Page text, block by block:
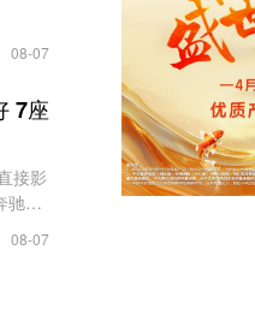
08-07
7座
接影
驰Vit
08-07